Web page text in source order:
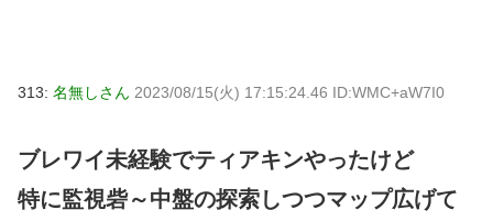
313: 名無しさん 2023/08/15(火) 17:15:24.46 ID:WMC+aW7I0
ブレワイ未経験でティアキンやったけど
特に監視砦～中盤の探索しつつマップ広げて